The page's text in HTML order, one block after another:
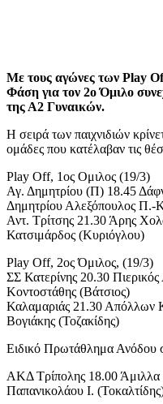
Με τους αγώνες των Play
Φάση για τον 2ο Όμιλο
της Α2 Γυναικών.
Η σειρά των παιχνιδιών
ομάδες που κατέλαβαν τις
Play Off, 1ος Ομιλος (19/3)
Αγ. Δημητρίου (Π) 18.45
Δημητρίου Αλεξόπουλος Π.-
Αντ. Τρίτσης 21.30 Άρης
Κατσιμάρδος (Κυριόγλου)
Play Off, 2ος Όμιλος, (19/3)
ΣΣ Κατερίνης 20.30
Κοντοστάθης (Βάτσιος)
Καλαμαριάς 21.30 Απόλλων
Βογιάκης (Τοζακίδης)
Ειδικό Πρωτάθλημα Ανόδου
ΑΚΔ Τρίπολης 18.00
Παπανικολάου Ι.